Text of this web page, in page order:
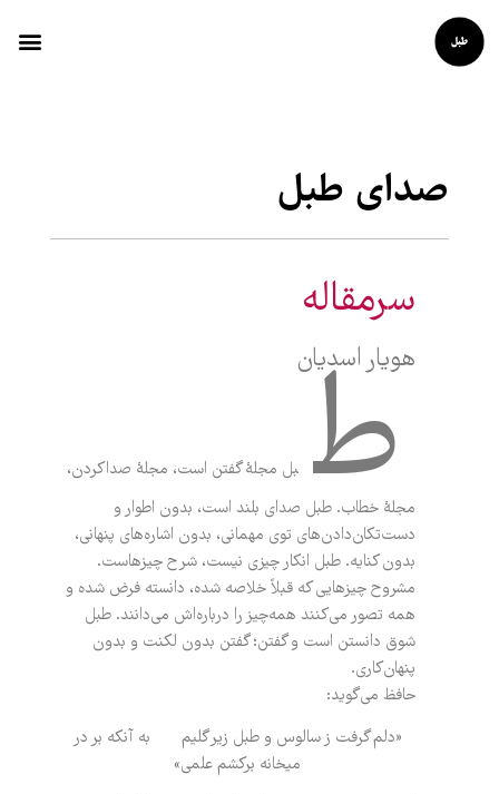
صدای طبل
سرمقاله
هویار اسدیان
ط
بل مجلۀ گفتن است، مجلۀ صداکردن،
مجلۀ خطاب. طبل صدای بلند است، بدون اطوار و
دست‌تکان‌دادن‌های توی مهمانی، بدون اشاره‌های پنهانی،
بدون کنایه. طبل انکار چیزی نیست، شرح چیزهاست.
مشروح چیزهایی که قبلاً خلاصه شده، دانسته فرض شده و
همه تصور می‌کنند همه‌چیز را درباره‌اش می‌دانند. طبل
شوق دانستن است و گفتن؛ گفتن بدون لکنت و بدون
پنهان‌کاری.
حافظ می‌گوید:
«دلم گرفت ز سالوس و طبل زیر گلیم به آنکه بر در
میخانه برکشم علمی»